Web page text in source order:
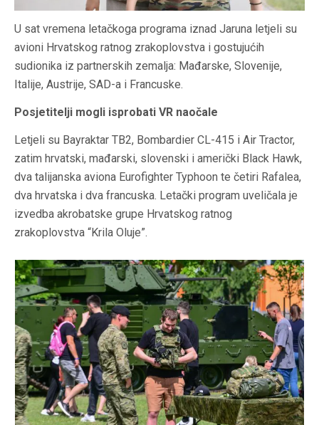
U sat vremena letačkoga programa iznad Jaruna letjeli su
avioni Hrvatskog ratnog zrakoplovstva i gostujućih
sudionika iz partnerskih zemalja: Mađarske, Slovenije,
Italije, Austrije, SAD-a i Francuske.
Posjetitelji mogli isprobati VR naočale
Letjeli su Bayraktar TB2, Bombardier CL-415 i Air Tractor,
zatim hrvatski, mađarski, slovenski i američki Black Hawk,
dva talijanska aviona Eurofighter Typhoon te četiri Rafalea,
dva hrvatska i dva francuska. Letački program uveličala je
izvedba akrobatske grupe Hrvatskog ratnog
zrakoplovstva “Krila Oluje”.